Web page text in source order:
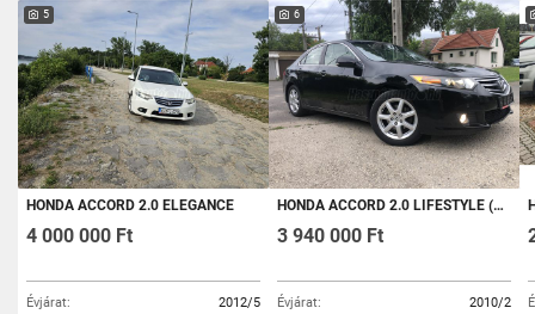
5
HONDA ACCORD 2.0 ELEGANCE
4 000 000 Ft
Évjárat:
2012/5
6
HONDA ACCORD 2.0 LIFESTYLE (AUTOMATA) DIGIT KLÍMÁS.ABS.ALUFELNIK.ÜLÉS-FŰTÉS.TEMPOMAT.PARK-RADAR !!
3 940 000 Ft
Évjárat:
2010/2